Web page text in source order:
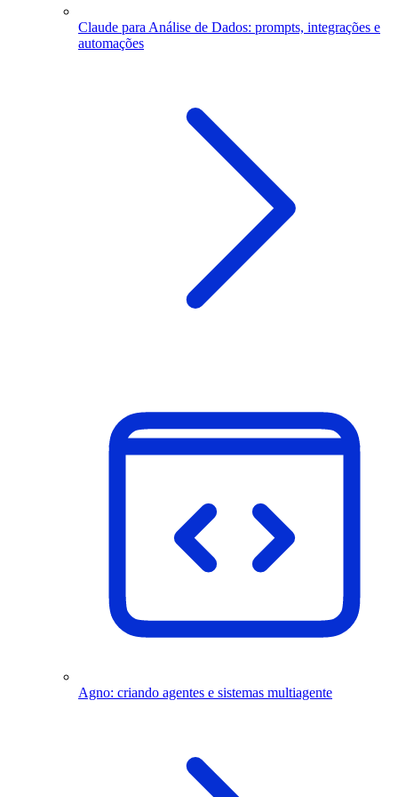
Claude para Análise de Dados: prompts, integrações e
automações
Agno: criando agentes e sistemas multiagente